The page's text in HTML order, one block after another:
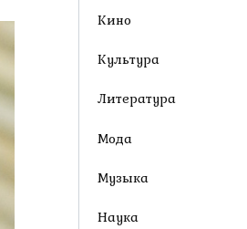
Кино
Культура
Литература
Мода
Музыка
Наука